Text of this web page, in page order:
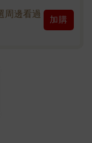
周邊看過
加購